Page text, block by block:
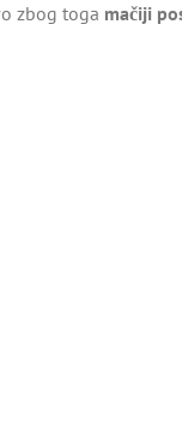
zbog toga mačiji